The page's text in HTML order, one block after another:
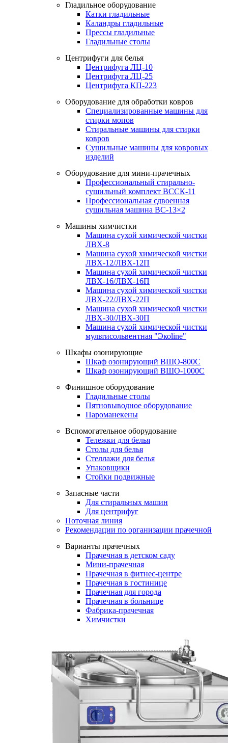
Гладильное оборудование
Катки гладильные
Каландры гладильные
Прессы гладильные
Гладильные столы
Центрифуги для белья
Центрифуга ЛЦ-10
Центрифуга ЛЦ-25
Центрифуга КП-223
Оборудование для обработки ковров
Специализированные машины для
стирки мопов
Стиральные машины для стирки
ковров
Сушильные машины для ковровых
изделий
Оборудование для мини-прачечных
Профессиональный стирально-
сушильный комплект ВССК-11
Профессиональная сдвоенная
сушильная машина ВС-13×2
Машины химчистки
Машина сухой химической чистки
ЛВХ-8
Машина сухой химической чистки
ЛВХ-12/ЛВХ-12П
Машина сухой химической чистки
ЛВХ-16/ЛВХ-16П
Машина сухой химической чистки
ЛВХ-22/ЛВХ-22П
Машина сухой химической чистки
ЛВХ-30/ЛВХ-30П
Машина сухой химической чистки
мультисольвентная "Экоline"
Шкафы озонирующие
Шкаф озонирующий ВШО-800С
Шкаф озонирующий ВШО-1000С
Финишное оборудование
Гладильные столы
Пятновыводное оборудование
Пароманекены
Вспомогательное оборудование
Тележки для белья
Столы для белья
Стеллажи для белья
Упаковщики
Стойки подвижные
Запасные части
Для стиральных машин
Для центрифуг
Поточная линия
Рекомендации по организации прачечной
Варианты прачечных
Прачечная в детском саду
Мини-прачечная
Прачечная в фитнес-центре
Прачечная в гостинице
Прачечная для города
Прачечная в больнице
Фабрика-прачечная
Химчистки